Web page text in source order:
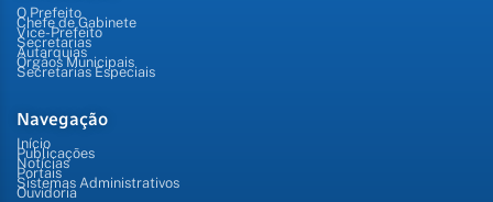
O Prefeito
Chefe de Gabinete
Vice-Prefeito
Secretarias
Autarquias
Órgãos Municipais
Secretarias Especiais
Navegação
Início
Publicações
Notícias
Portais
Sistemas Administrativos
Ouvidoria